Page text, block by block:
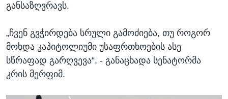
განსაზღვრავს.
„ჩვენ გვჭირდება სრული გამოძიება, თუ როგორ
მოხდა კაპიტოლიუმი უსაფრთხოების ასე
სწრაფად გარღვევა“, - განაცხადა სენატორმა
კრის მერფიმ.